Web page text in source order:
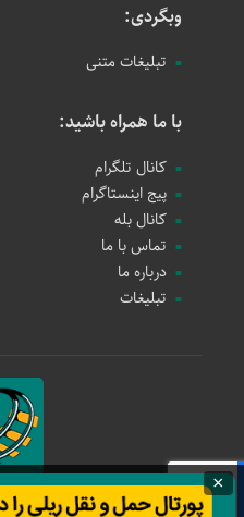
وبگردی:
تبلیغات متنی
با ما همراه باشید:
کانال تلگرام
پیج اینستاگرام
کانال بله
تماس با ما
درباره ما
تبلیغات
حمل و نقل ریلی
×